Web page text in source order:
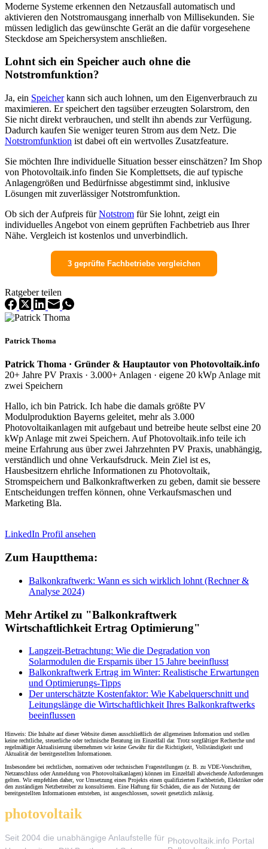
Moderne Systeme erkennen den Netzausfall automatisch und
aktivieren den Notstromausgang innerhalb von Millisekunden. Sie
müssen lediglich das gewünschte Gerät an die dafür vorgesehene
Steckdose am Speichersystem anschließen.
Lohnt sich ein Speicher auch ohne die
Notstromfunktion?
Ja, ein Speicherkann sich auch lohnen, um den Eigenverbrauch zu
maximieren. Er speichert den tagsüber erzeugten Solarstrom, den
Sie nicht direkt verbrauchen, und stellt ihn abends zur Verfügung.
Dadurch kaufen Sie weniger teuren Strom aus dem Netz. Die
Notstromfunktion ist dabei oft ein wertvolles Zusatzfeature.
Sie möchten Ihre individuelle Situation besser einschätzen? Im Shop
von Photovoltaik.info finden Sie Komplettsets, die auf typische
Anlagengrößen und Bedürfnisse abgestimmt sind, inklusive
Lösungen mit zuverlässiger Notstromfunktion.
Ob sich der Aufpreis fürNotstrom für Sie lohnt, zeigt ein
individuelles Angebot von einem geprüften Fachbetrieb aus Ihrer
Nähe. Vergleich ist kostenlos und unverbindlich.
3 geprüfte Fachbetriebe vergleichen
Ratgeber teilen
Patrick Thoma
Patrick Thoma · Gründer & Hauptautor von Photovoltaik.info
20+ Jahre PV Praxis · 3.000+ Anlagen · eigene 20 kWp Anlage mit
zwei Speichern
Hallo, ich bin Patrick. Ich habe die damals größte PV
Modulproduktion Bayerns geleitet, mehr als 3.000
Photovoltaikanlagen mit aufgebaut und betreibe heute selbst eine 20
kWp Anlage mit zwei Speichern. Auf Photovoltaik.info teile ich
meine Erfahrung aus über zwei Jahrzehnten PV Praxis, unabhängig,
verständlich und ohne Verkaufsdruck. Mein Ziel ist es,
Hausbesitzern ehrliche Informationen zu Photovoltaik,
Stromspeichern und Balkonkraftwerken zu geben, damit sie bessere
Entscheidungen treffen können, ohne Verkaufsmaschen und
Marketing Bla.
LinkedIn Profil ansehen
Zum Hauptthema:
Balkonkraftwerk: Wann es sich wirklich lohnt (Rechner &
Analyse 2024)
Mehr Artikel zu "Balkonkraftwerk
Wirtschaftlichkeit Ertrag Optimierung"
Langzeit-Betrachtung: Wie die Degradation von
Solarmodulen die Ersparnis über 15 Jahre beeinflusst
Balkonkraftwerk Ertrag im Winter: Realistische Erwartungen
und Optimierungs-Tipps
Der unterschätzte Kostenfaktor: Wie Kabelquerschnitt und
Leitungslänge die Wirtschaftlichkeit Ihres Balkonkraftwerks
beeinflussen
Hinweis: Die Inhalte auf dieser Website dienen ausschließlich der allgemeinen Information und stellen
keine rechtliche, steuerliche oder technische Beratung im Einzelfall dar. Trotz sorgfältiger Recherche und
regelmäßiger Aktualisierung übernehmen wir keine Gewähr für die Richtigkeit, Vollständigkeit und
Aktualität der bereitgestellten Informationen.
Insbesondere bei rechtlichen, normativen oder technischen Fragestellungen (z. B. zu VDE-Vorschriften,
Netzanschluss oder Anmeldung von Photovoltaikanlagen) können im Einzelfall abweichende Anforderungen
gelten. Wir empfehlen daher, vor Umsetzung eines Projekts einen qualifizierten Fachbetrieb, Elektriker oder
den zuständigen Netzbetreiber zu konsultieren. Eine Haftung für Schäden, die aus der Nutzung der
bereitgestellten Informationen entstehen, ist ausgeschlossen, soweit gesetzlich zulässig.
photovoltaik.info
Seit 2004 die unabhängige Anlaufstelle für Photovoltaik.info Portal